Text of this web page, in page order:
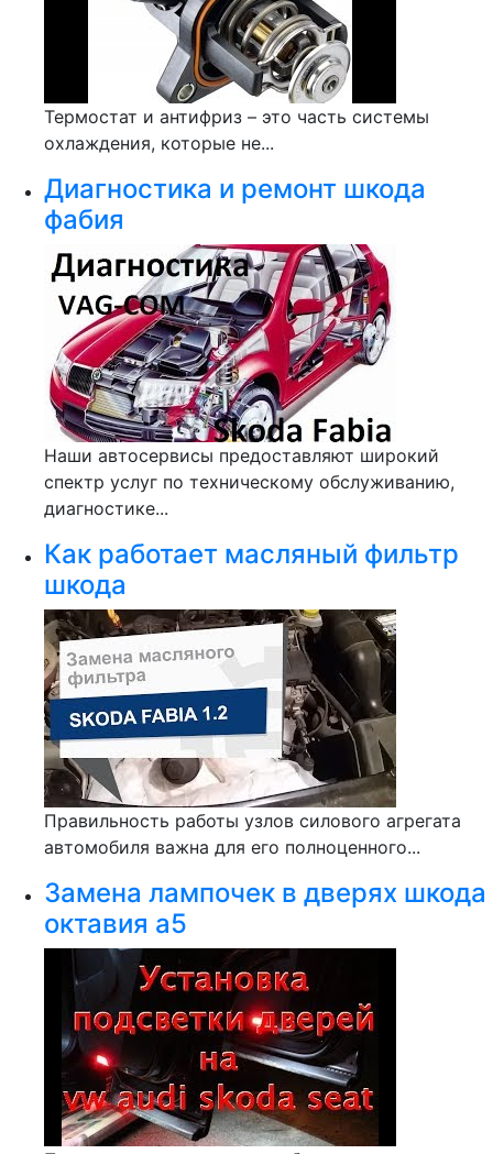
Термостат и антифриз – это часть системы
охлаждения, которые не...
Диагностика и ремонт шкода
фабия
Наши автосервисы предоставляют широкий
спектр услуг по техническому обслуживанию,
диагностике...
Как работает масляный фильтр
шкода
Правильность работы узлов силового агрегата
автомобиля важна для его полноценного...
Замена лампочек в дверях шкода
октавия а5